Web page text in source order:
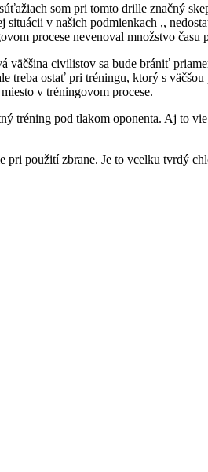
som pri tomto drille značný
situácii v našich podmienkach ,,
procese nevenoval množstvo času
väčšina civilistov sa bude brániť
treba ostať pri tréningu, ktorý s
v tréningovom procese.
tréning pod tlakom oponenta. Aj to
použití zbrane. Je to vcelku tvrdý